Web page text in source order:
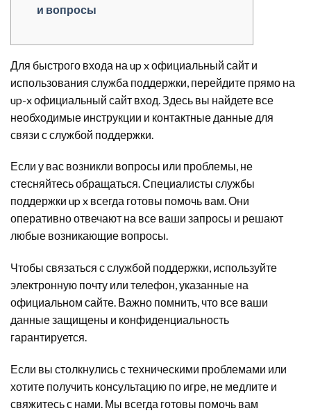
и вопросы
Для быстрого входа на up x официальный сайт и
использования служба поддержки, перейдите прямо на
up-x официальный сайт вход. Здесь вы найдете все
необходимые инструкции и контактные данные для
связи с службой поддержки.
Если у вас возникли вопросы или проблемы, не
стесняйтесь обращаться. Специалисты службы
поддержки up x всегда готовы помочь вам. Они
оперативно отвечают на все ваши запросы и решают
любые возникающие вопросы.
Чтобы связаться с службой поддержки, используйте
электронную почту или телефон, указанные на
официальном сайте. Важно помнить, что все ваши
данные защищены и конфиденциальность
гарантируется.
Если вы столкнулись с техническими проблемами или
хотите получить консультацию по игре, не медлите и
свяжитесь с нами. Мы всегда готовы помочь вам